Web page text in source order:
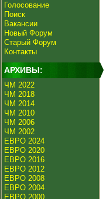
Голосование
Поиск
Вакансии
Новый Форум
Старый Форум
Контакты
АРХИВЫ:
ЧМ 2022
ЧМ 2018
ЧМ 2014
ЧМ 2010
ЧМ 2006
ЧМ 2002
ЕВРО 2024
ЕВРО 2020
ЕВРО 2016
ЕВРО 2012
ЕВРО 2008
ЕВРО 2004
ЕВРО 2000